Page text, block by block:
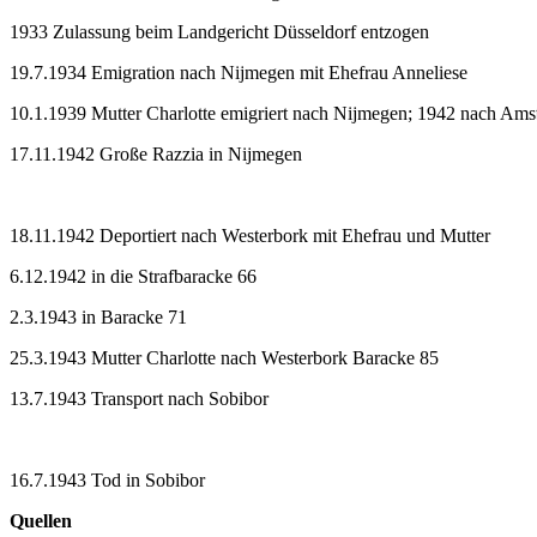
1933 Zulassung beim Landgericht Düsseldorf entzogen
19.7.1934 Emigration nach Nijmegen mit Ehefrau Anneliese
10.1.1939 Mutter Charlotte emigriert nach Nijmegen; 1942 nach
17.11.1942 Große Razzia in Nijmegen
18.11.1942 Deportiert nach Westerbork mit Ehefrau und Mutter
6.12.1942 in die Strafbaracke 66
2.3.1943 in Baracke 71
25.3.1943 Mutter Charlotte nach Westerbork Baracke 85
13.7.1943 Transport nach Sobibor
16.7.1943 Tod in Sobibor
Quellen